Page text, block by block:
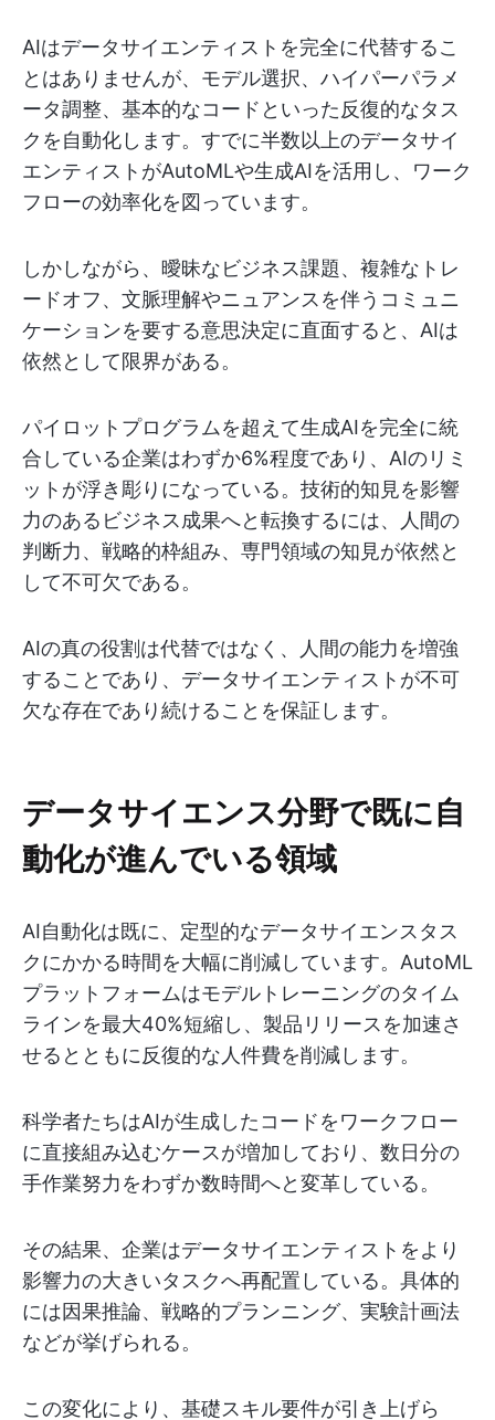
AIはデータサイエンティストを完全に代替するこ
とはありませんが、モデル選択、ハイパーパラメ
ータ調整、基本的なコードといった反復的なタス
クを自動化します。すでに半数以上のデータサイ
エンティストがAutoMLや生成AIを活用し、ワーク
フローの効率化を図っています。
しかしながら、曖昧なビジネス課題、複雑なトレ
ードオフ、文脈理解やニュアンスを伴うコミュニ
ケーションを要する意思決定に直面すると、AIは
依然として限界がある。
パイロットプログラムを超えて生成AIを完全に統
合している企業はわずか6%程度であり、AIのリミ
ットが浮き彫りになっている。技術的知見を影響
力のあるビジネス成果へと転換するには、人間の
判断力、戦略的枠組み、専門領域の知見が依然と
して不可欠である。
AIの真の役割は代替ではなく、人間の能力を増強
することであり、データサイエンティストが不可
欠な存在であり続けることを保証します。
データサイエンス分野で既に自
動化が進んでいる領域
AI自動化は既に、定型的なデータサイエンスタス
クにかかる時間を大幅に削減しています。AutoML
プラットフォームはモデルトレーニングのタイム
ラインを最大40%短縮し、製品リリースを加速さ
せるとともに反復的な人件費を削減します。
科学者たちはAIが生成したコードをワークフロー
に直接組み込むケースが増加しており、数日分の
手作業努力をわずか数時間へと変革している。
その結果、企業はデータサイエンティストをより
影響力の大きいタスクへ再配置している。具体的
には因果推論、戦略的プランニング、実験計画法
などが挙げられる。
この変化により、基礎スキル要件が引き上げら